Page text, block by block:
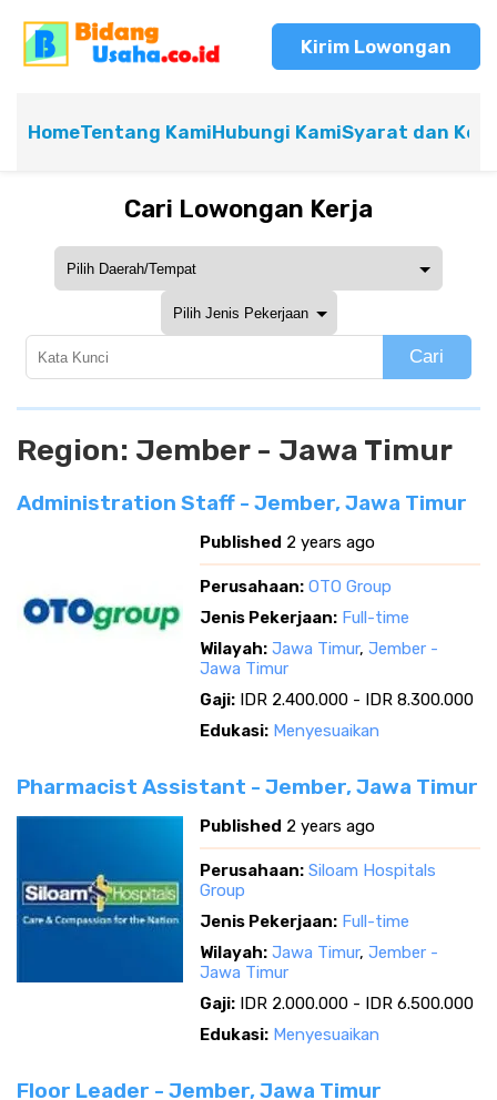
Kirim Lowongan
HomeTentang KamiHubungi KamiSyarat dan
Cari Lowongan Kerja
Cari
Region: Jember - Jawa Timur
Administration Staff - Jember, Jawa Timur
Published 2 years ago
Perusahaan: OTO Group
Jenis Pekerjaan: Full-time
Wilayah: Jawa Timur, Jember -
Jawa Timur
Gaji: IDR 2.400.000 - IDR 8.300.000
Edukasi: Menyesuaikan
Pharmacist Assistant - Jember, Jawa Timur
Published 2 years ago
Perusahaan: Siloam Hospitals
Group
Jenis Pekerjaan: Full-time
Wilayah: Jawa Timur, Jember -
Jawa Timur
Gaji: IDR 2.000.000 - IDR 6.500.000
Edukasi: Menyesuaikan
Floor Leader - Jember, Jawa Timur